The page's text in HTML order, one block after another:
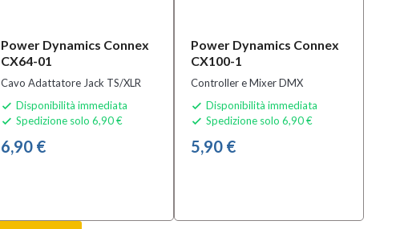
Power Dynamics Connex
CX64-01
Cavo Adattatore Jack TS/XLR
 Disponibilità immediata
 Spedizione solo 6,90 €
6,90 €
Power Dynamics Connex
CX100-1
Controller e Mixer DMX
 Disponibilità immediata
 Spedizione solo 6,90 €
5,90 €